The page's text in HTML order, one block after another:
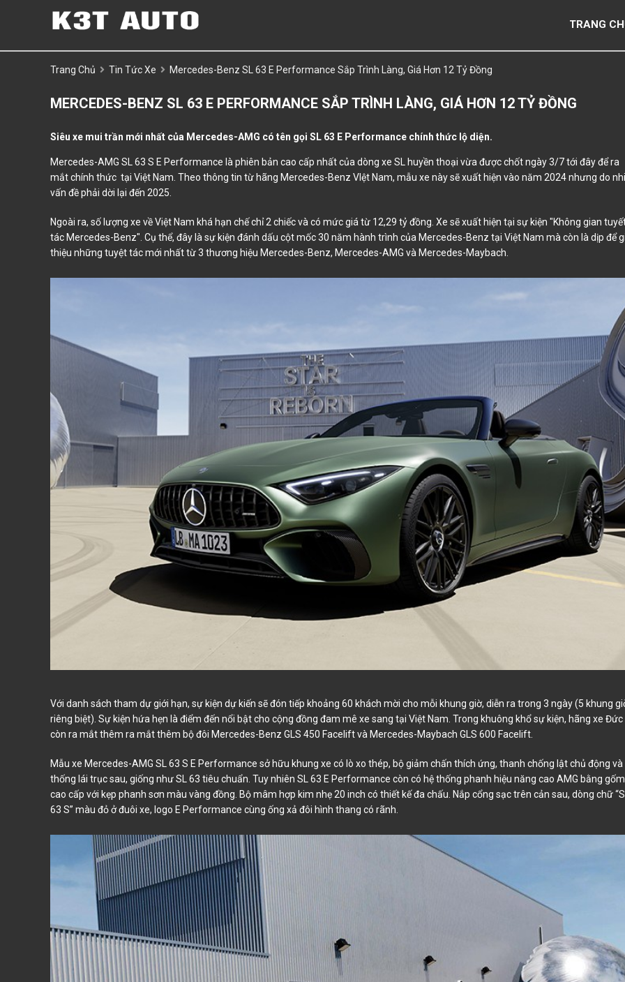
TRANG
Trang Chủ Tin Tức Xe Mercedes-Benz SL 63 E Performance Sắp Trình Làng, Giá Hơn 12 Tỷ Đồng
MERCEDES-BENZ SL 63 E PERFORMANCE SẮP TRÌNH LÀNG, GIÁ HƠN 12 TỶ ĐỒNG
Siêu xe mui trần mới nhất của Mercedes-AMG có tên gọi SL 63 E Performance chính thức lộ diện.
Mercedes-AMG SL 63 S E Performance là phiên bản cao cấp nhất của dòng xe SL huyền thoại vừa được chốt ngày 3/7 tới đây để ra
mắt chính thức tại Việt Nam. Theo thông tin từ hãng Mercedes-Benz VIệt Nam, mẫu xe này sẽ xuất hiện vào năm 2024 nhưng do
vấn đề phải dời lại đến 2025.
Ngoài ra, số lượng xe về Việt Nam khá hạn chế chỉ 2 chiếc và có mức giá từ 12,29 tỷ đồng. Xe sẽ xuất hiện tại sự kiện "Không gian
tác Mercedes-Benz". Cụ thể, đây là sự kiện đánh dấu cột mốc 30 năm hành trình của Mercedes-Benz tại Việt Nam mà còn là dịp để
thiệu những tuyệt tác mới nhất từ 3 thương hiệu Mercedes-Benz, Mercedes-AMG và Mercedes-Maybach.
Với danh sách tham dự giới hạn, sự kiện dự kiến sẽ đón tiếp khoảng 60 khách mời cho mỗi khung giờ, diễn ra trong 3 ngày (5 khung
riêng biệt). Sự kiện hứa hẹn là điểm đến nổi bật cho cộng đồng đam mê xe sang tại Việt Nam. Trong khuông khổ sự kiện, hãng xe Đức
còn ra mắt thêm ra mắt thêm bộ đôi Mercedes-Benz GLS 450 Facelift và Mercedes-Maybach GLS 600 Facelift.
Mẫu xe Mercedes-AMG SL 63 S E Performance sở hữu khung xe có lò xo thép, bộ giảm chấn thích ứng, thanh chống lật chủ động và
thống lái trục sau, giống như SL 63 tiêu chuẩn. Tuy nhiên SL 63 E Performance còn có hệ thống phanh hiệu năng cao AMG bằng gốm
cao cấp với kẹp phanh sơn màu vàng đồng. Bộ mâm hợp kim nhẹ 20 inch có thiết kế đa chấu. Nắp cổng sạc trên cản sau, dòng chữ
63 S” màu đỏ ở đuôi xe, logo E Performance cùng ống xả đôi hình thang có rãnh.